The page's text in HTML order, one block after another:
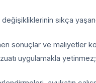
sıkça
sonuçlar ve maliyetler
uygulamakla